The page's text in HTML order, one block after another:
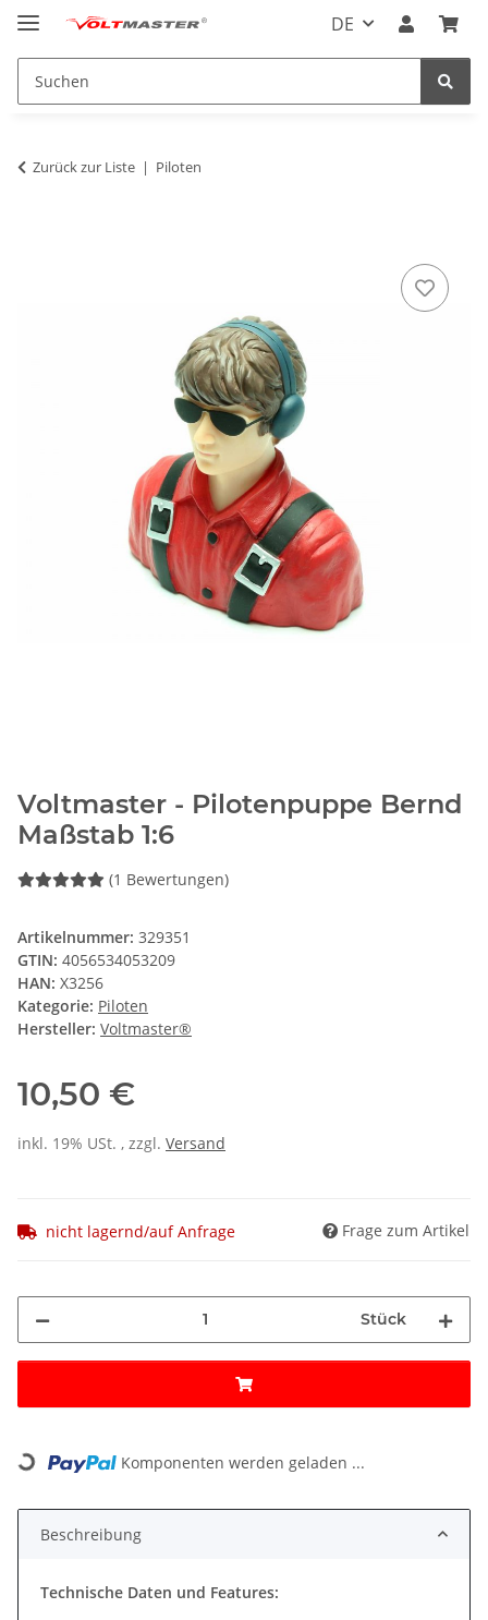
DE
Zurück zur Liste Piloten
Voltmaster - Pilotenpuppe Bernd
Maßstab 1:6
(1 Bewertungen)
Artikelnummer: 329351
GTIN: 4056534053209
HAN: X3256
Kategorie: Piloten
Hersteller: Voltmaster®
10,50 €
inkl. 19% USt. , zzgl. Versand
nicht lagernd/auf Anfrage Frage zum Artikel
Stück
Loading... Komponenten werden geladen ...
Beschreibung
Technische Daten und Features: